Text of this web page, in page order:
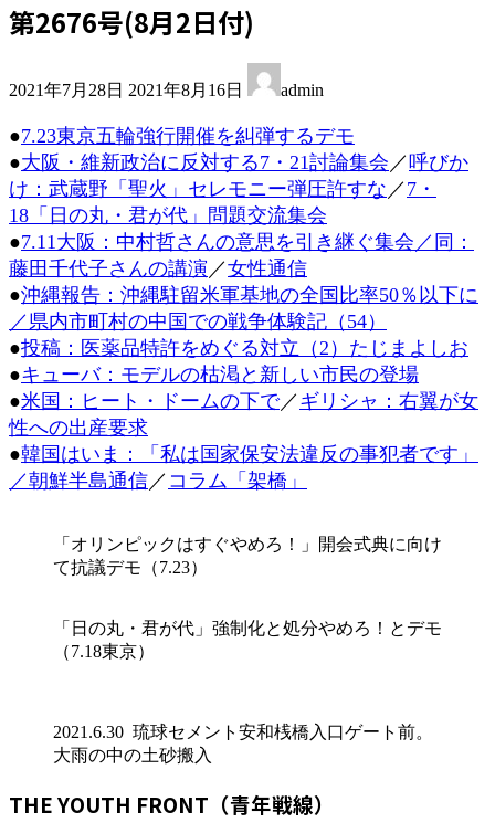
第2676号(8月2日付)
2021年7月28日 終
新
日
時
:
2021年8月16日 admin
●7.23東京五輪強行開催を糾弾するデモ
●大阪・維新政治に反対する7・21討論集会 ／呼びか
け：武蔵野「聖火」セレモニー弾圧許すな ／ 7・
18「日の丸・君が代」問題交流集会
●7.11大阪：中村哲さんの意思を引き継ぐ集会／同：
藤田千代子さんの講演 ／女性通信
●沖縄報告：沖縄駐留米軍基地の全国比率50％以下に
／県内市町村の中国での戦争体験記（54）
●投稿：医薬品特許をめぐる対立（2）たじまよしお
●キューバ：モデルの枯渇と新しい市民の登場
●米国：ヒート・ドームの下で／ ギリシャ：右翼が女
性への出産要求
●韓国はいま：「私は国家保安法違反の事犯者です」
／朝鮮半島通信 ／ コラム「架橋」
「オリンピックはすぐやめろ！」開会式典に向け
て抗議デモ（7.23）
「日の丸・君が代」強制化と処分やめろ！とデモ
（7.18東京）
2021.6.30 琉球セメント安和桟橋入口ゲート前。
大雨の中の土砂搬入
THE YOUTH FRONT（青年戦線）